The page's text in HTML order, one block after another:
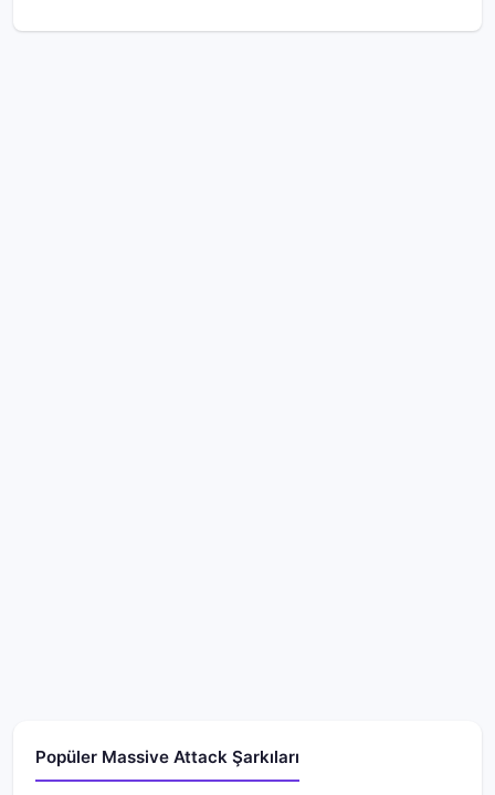
Popüler Massive Attack Şarkıları